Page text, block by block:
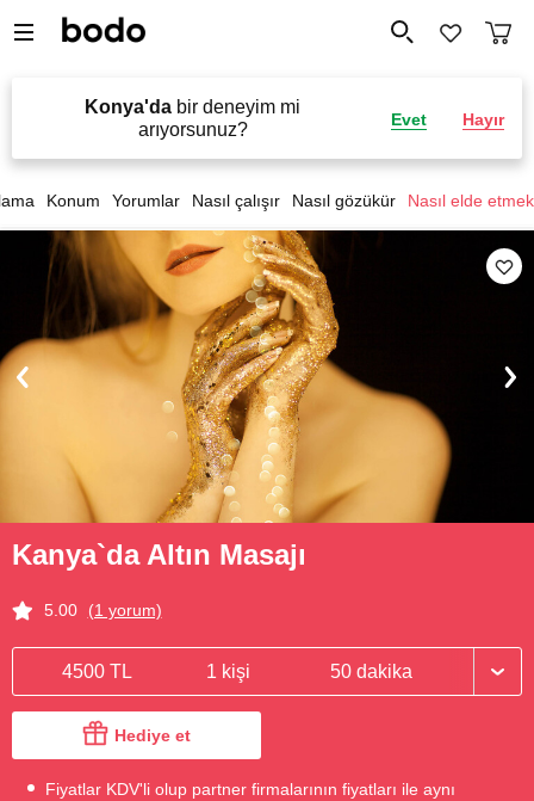
Konya'da bir deneyim mi
arıyorsunuz?
Evet Hayır
Konum Yorumlar Nasıl çalışır Nasıl gözükür Nasıl elde etmek
Kanya`da Altın Masajı
5.00 (1 yorum)
4500 TL 1 kişi 50 dakika
Hediye et
Fiyatlar KDV'li olup partner firmalarının fiyatları ile aynı